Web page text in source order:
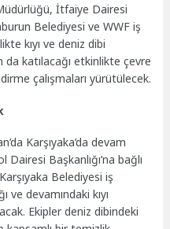
İtfaiye Dairesi
Belediyesi ve WWF iş
kıyı ve deniz dibi
da katılacağı etkinlikte çevre
çalışmaları yürütülecek.
Karşıyaka’da devam
Başkanlığı’na bağlı
Belediyesi iş
ve devamındaki kıyı
Ekipler deniz dibindeki